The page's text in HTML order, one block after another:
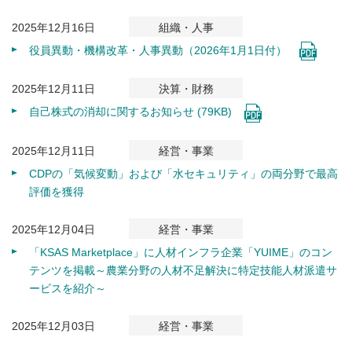
2025年12月16日
組織・人事
役員異動・機構改革・人事異動（2026年1月1日付）
2025年12月11日
決算・財務
自己株式の消却に関するお知らせ (79KB)
2025年12月11日
経営・事業
CDPの「気候変動」および「水セキュリティ」の両分野で最高
評価を獲得
2025年12月04日
経営・事業
「KSAS Marketplace」に人材インフラ企業「YUIME」のコン
テンツを掲載～農業分野の人材不足解決に特定技能人材派遣サ
ービスを紹介～
2025年12月03日
経営・事業